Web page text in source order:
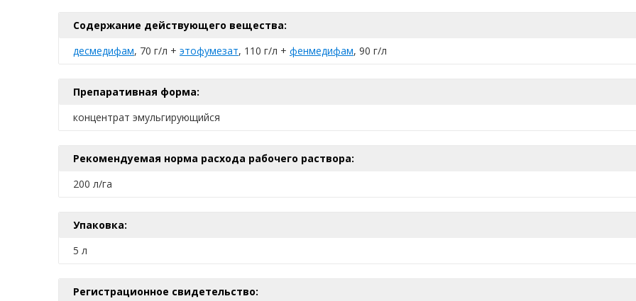
Содержание действующего вещества:
десмедифам, 70 г/л + этофумезат, 110 г/л + фенмедифам, 90 г/л
Препаративная форма:
концентрат эмульгирующийся
Рекомендуемая норма расхода рабочего раствора:
200 л/га
Упаковка:
5 л
Регистрационное свидетельство: